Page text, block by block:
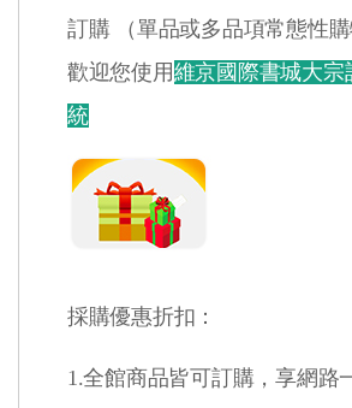
訂購 （單品或多品項常態性購
歡迎您使用維京國際書城大宗
統
採購優惠折扣：
1.全館商品皆可訂購，享網路